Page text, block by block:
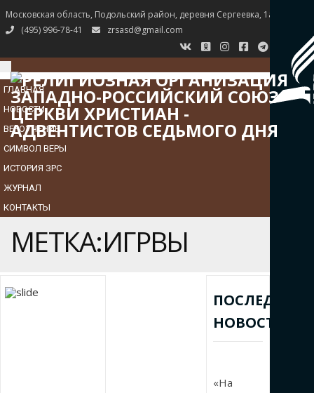
Московская область, Подольский район, деревня Сергеевка, 1а
(495) 996-78-41
zrsasd@gmail.com
TOGGLE
NAVIGATION
ГЛАВНАЯ
НОВОСТИ
ВЕРОУЧЕНИЕ
СИМВОЛ ВЕРЫ
ИСТОРИЯ ЗРС
ЖУРНАЛ
КОНТАКТЫ
МЕТКА:ИГРВЫ
ПОСЛЕДНИЕ
НОВОСТИ
«На